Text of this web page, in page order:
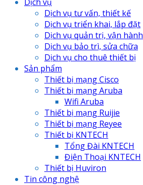
Dịch vụ tư vấn, thiết kế
Dịch vụ triển khai, lắp đặt
Dịch vụ quản trị, vận hành
Dịch vụ bảo trì, sửa chữa
Dịch vụ cho thuê thiết bị
Sản phẩm
Thiết bị mạng Cisco
Thiết bị mạng Aruba
Wifi Aruba
Thiết bị mạng Ruijie
Thiết bị mạng Reyee
Thiết bị KNTECH
Tổng Đài KNTECH
Điện Thoại KNTECH
Thiết bị Huviron
Tin công nghệ